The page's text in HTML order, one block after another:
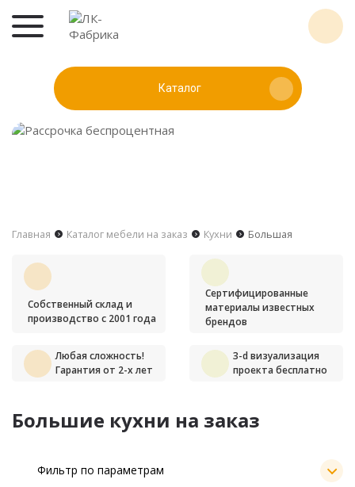
Каталог
Главная Каталог мебели на заказ Кухни Большая
Собственный склад и
производство с 2001 года
Сертифицированные
материалы известных
брендов
Любая сложность!
Гарантия от 2-х лет
3-d визуализация
проекта бесплатно
Большие кухни на заказ
Фильтр по параметрам